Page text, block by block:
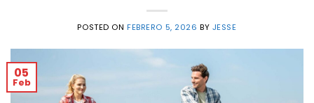
POSTED ONFEBRERO 5, 2026 BY JESSE
05
Feb